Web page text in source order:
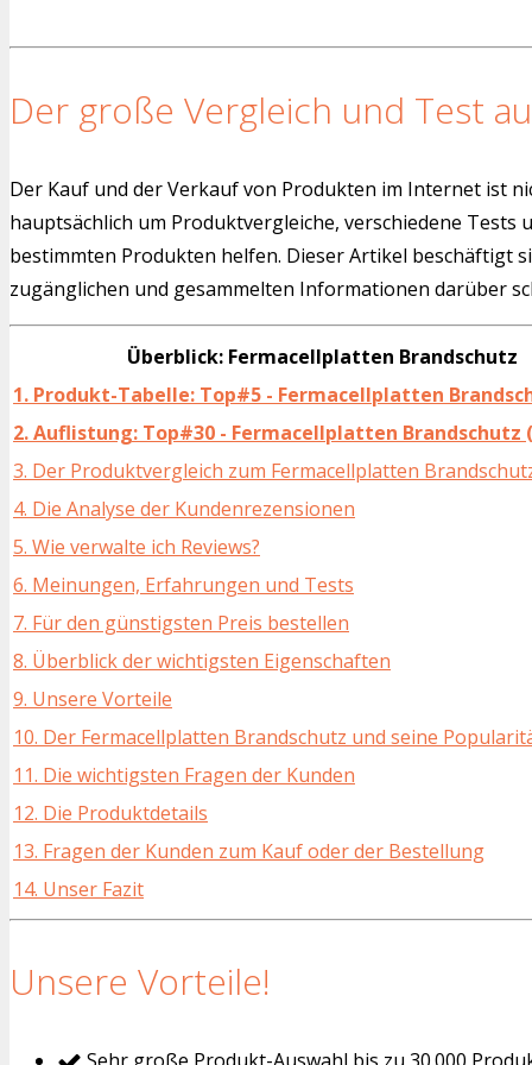
Der große Vergleich und Test
Der Kauf und der Verkauf von Produkten im Internet ist
hauptsächlich um Produktvergleiche, verschiedene Tests
bestimmten Produkten helfen. Dieser Artikel beschäftigt
zugänglichen und gesammelten Informationen darüber
Überblick: Fermacellplatten Brandschutz
1. Produkt-Tabelle: Top#5 - Fermacellplatten
2. Auflistung: Top#30 - Fermacellplatten Brandschutz
3. Der Produktvergleich zum Fermacellplatten
4. Die Analyse der Kundenrezensionen
5. Wie verwalte ich Reviews?
6. Meinungen, Erfahrungen und Tests
7. Für den günstigsten Preis bestellen
8. Überblick der wichtigsten Eigenschaften
9. Unsere Vorteile
10. Der Fermacellplatten Brandschutz und seine
11. Die wichtigsten Fragen der Kunden
12. Die Produktdetails
13. Fragen der Kunden zum Kauf oder der Bestellung
14. Unser Fazit
Unsere Vorteile!